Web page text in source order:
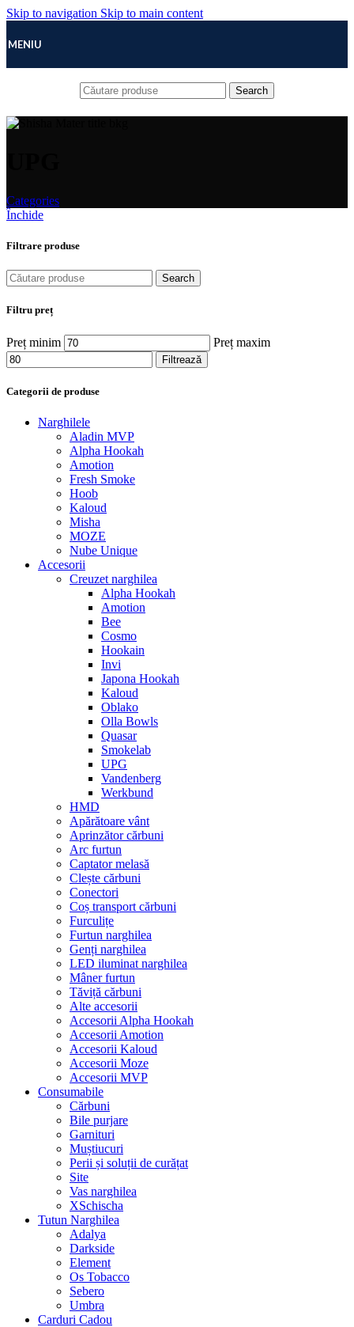
Skip to navigation Skip to main content
MENIU
Search
Categories
Închide
Filtrare produse
Search
Filtru preț
Preț minim Preț maxim
Filtrează
Categorii de produse
Narghilele
Aladin MVP
Alpha Hookah
Amotion
Fresh Smoke
Hoob
Kaloud
Misha
MOZE
Nube Unique
Accesorii
Creuzet narghilea
Alpha Hookah
Amotion
Bee
Cosmo
Hookain
Invi
Japona Hookah
Kaloud
Oblako
Olla Bowls
Quasar
Smokelab
UPG
Vandenberg
Werkbund
HMD
Apărătoare vânt
Aprinzător cărbuni
Arc furtun
Captator melasă
Clește cărbuni
Conectori
Coș transport cărbuni
Furculițe
Furtun narghilea
Genți narghilea
LED iluminat narghilea
Mâner furtun
Tăviță cărbuni
Alte accesorii
Accesorii Alpha Hookah
Accesorii Amotion
Accesorii Kaloud
Accesorii Moze
Accesorii MVP
Consumabile
Cărbuni
Bile purjare
Garnituri
Muștiucuri
Perii și soluții de curățat
Site
Vas narghilea
XSchischa
Tutun Narghilea
Adalya
Darkside
Element
Os Tobacco
Sebero
Umbra
Carduri Cadou